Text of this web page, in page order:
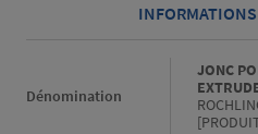
Dénomination
JONC